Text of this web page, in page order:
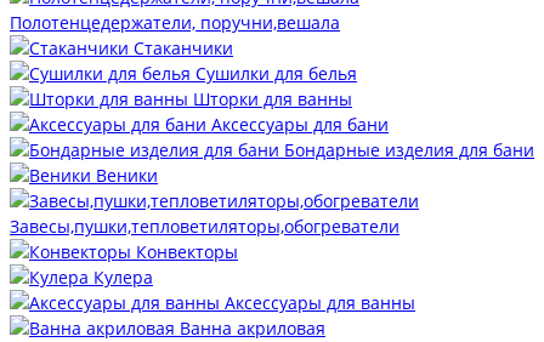
Полотенцедержатели, поручни,вешала
Стаканчики
Сушилки для белья
Шторки для ванны
Аксессуары для бани
Бондарные изделия для бани
Веники
Завесы,пушки,тепловетиляторы,обогреватели
Конвекторы
Кулера
Аксессуары для ванны
Ванна акриловая